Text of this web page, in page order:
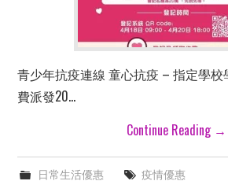
青少年抗疫連線 童心抗疫 – 指定學
費派發20…
Continue Reading →
日常生活優惠 疫情優惠